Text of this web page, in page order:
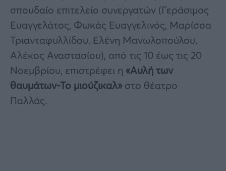
σπουδαίο επιτελείο συνεργατών (Γεράσιμος
Ευαγγελάτος, Φωκάς Ευαγγελινός, Μαρίσσα
Τριανταφυλλίδου, Ελένη Μανωλοπούλου,
Αλέκος Αναστασίου), από τις 10 έως τις 20
Νοεμβρίου, επιστρέφει η «Αυλή των
θαυμάτων-Το μιούζικαλ» στο θέατρο
Παλλάς.